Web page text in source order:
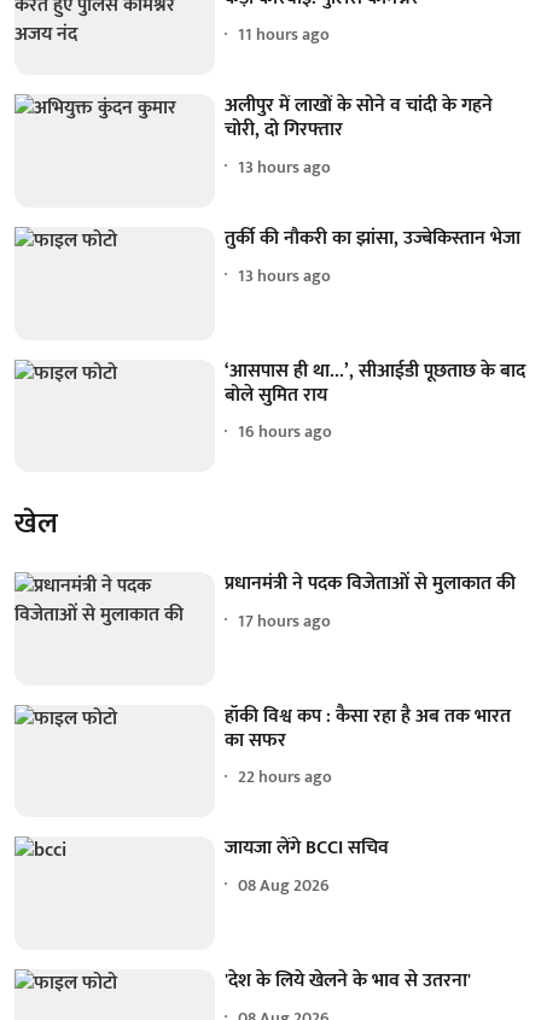
11 hours ago
अलीपुर में लाखों के सोने व चांदी के गहने
चोरी, दो गिरफ्तार
13 hours ago
तुर्की की नौकरी का झांसा, उज्बेकिस्तान भेजा
13 hours ago
‘आसपास ही था...’, सीआईडी पूछताछ के बाद
बोले सुमित राय
16 hours ago
खेल
प्रधानमंत्री ने पदक विजेताओं से मुलाकात की
17 hours ago
हॉकी विश्व कप : कैसा रहा है अब तक भारत
का सफर
22 hours ago
जायजा लेंगे BCCI सचिव
08 Aug 2026
'देश के लिये खेलने के भाव से उतरना'